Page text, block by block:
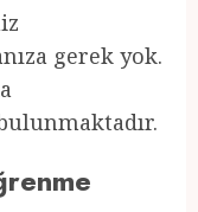
gerek yok.